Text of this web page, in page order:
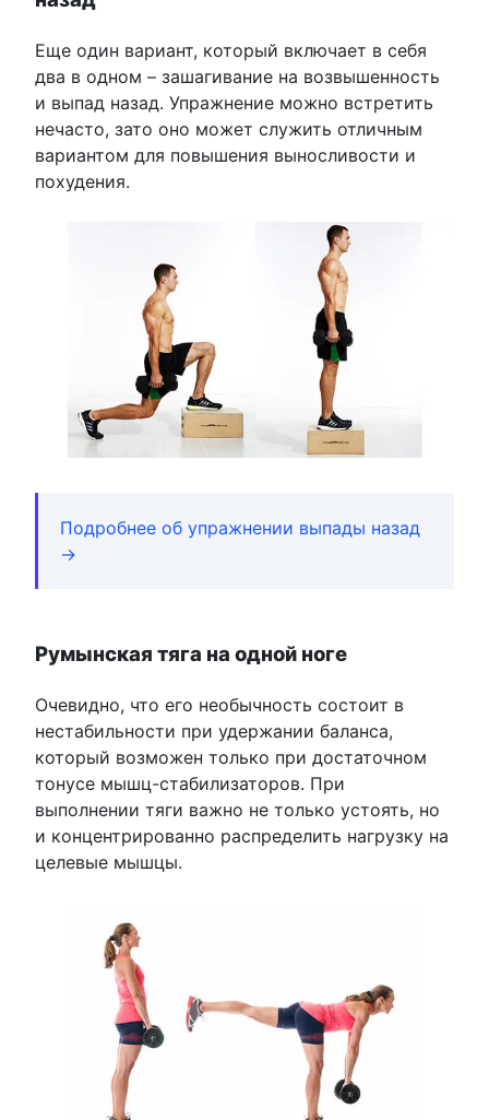
Еще один вариант, который включает в себя
два в одном – зашагивание на возвышенность
и выпад назад. Упражнение можно встретить
нечасто, зато оно может служить отличным
вариантом для повышения выносливости и
похудения.
Подробнее об упражнении выпады назад
→
Румынская тяга на одной ноге
Очевидно, что его необычность состоит в
нестабильности при удержании баланса,
который возможен только при достаточном
тонусе мышц-стабилизаторов. При
выполнении тяги важно не только устоять, но
и концентрированно распределить нагрузку на
целевые мышцы.